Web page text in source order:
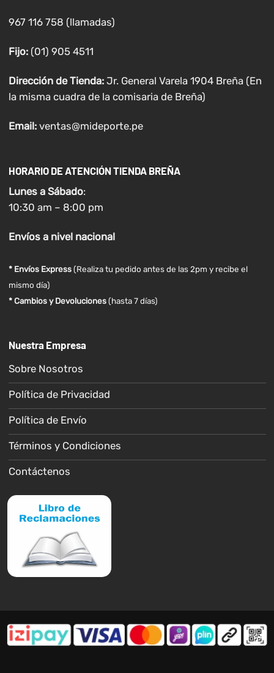
967 116 758 (llamadas)
Fijo:(01) 905 4511
Dirección de Tienda: Jr. General Varela 1904 Breña (En
la misma cuadra de la comisaria de Breña)
Email: ventas@mideporte.pe
HORARIO DE ATENCIÓN TIENDA BREÑA
Lunes a Sábado:
10:30 am – 8:00 pm
Envíosa nivel nacional
* Envíos Express(Realiza tu pedido antes de las 2pm y recibe el
mismo día)
* Cambios y Devoluciones (hasta 7 días)
Nuestra Empresa
Sobre Nosotros
Política de Privacidad
Política de Envío
Términos y Condiciones
Contáctenos